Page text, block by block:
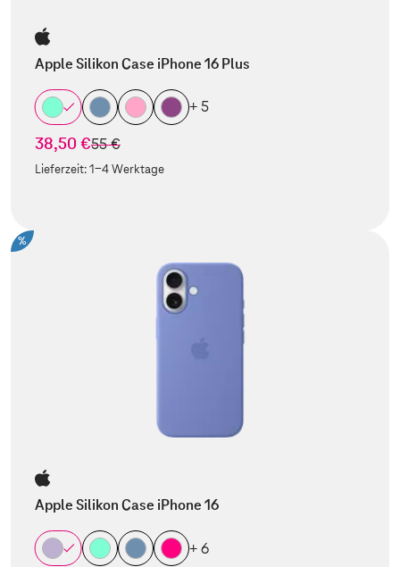
Apple Silikon Case iPhone 16 Plus
+ 5
38,50 €statt
55 €
Lieferzeit:1-4 Werktage
%
Apple Silikon Case iPhone 16
+ 6